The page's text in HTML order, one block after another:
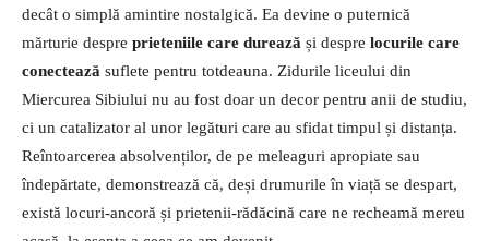
decât o simplă amintire nostalgică. Ea devine o puternică
mărturie despre prieteniile care durează și despre locurile care
conectează suflete pentru totdeauna. Zidurile liceului din
Miercurea Sibiului nu au fost doar un decor pentru anii de studiu,
ci un catalizator al unor legături care au sfidat timpul și distanța.
Reîntoarcerea absolvenților, de pe meleaguri apropiate sau
îndepărtate, demonstrează că, deși drumurile în viață se despart,
există locuri-ancoră și prietenii-rădăcină care ne recheamă mereu